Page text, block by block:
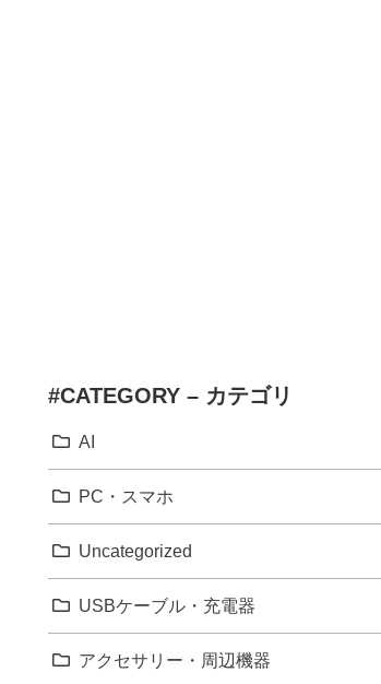
#CATEGORY – カテゴリ
AI
PC・スマホ
Uncategorized
USBケーブル・充電器
アクセサリー・周辺機器